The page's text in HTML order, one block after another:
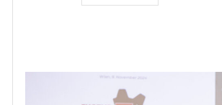
Internationale Frauentag jedoch